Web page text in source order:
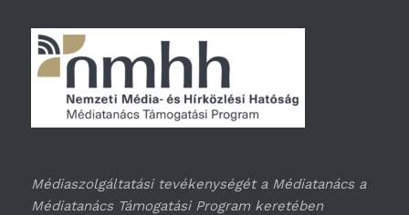
Médiaszolgáltatási tevékenységét a Médiatanács a
Médiatanács Támogatási Program keretében